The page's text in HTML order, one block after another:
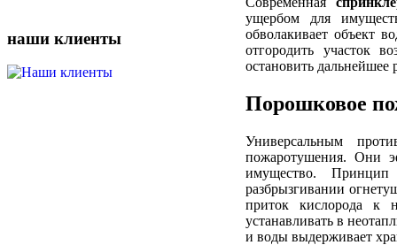
наши клиенты
ущербом для
обволакивает объект
отгородить участок
остановить дальнейшее
Порошковое
Универсальным
пожаротушения. Они
имущество. Принцип
разбрызгивании
приток кислорода к
устанавливать в
и воды выдерживает